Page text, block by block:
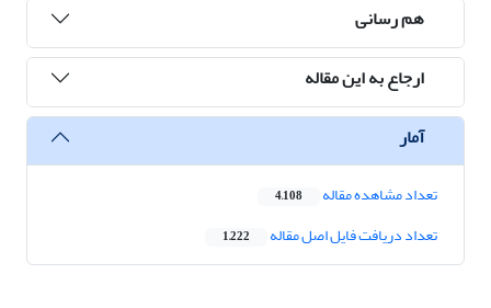
هم رسانی
ارجاع به این مقاله
آمار
تعداد مشاهده مقاله 4,108
تعداد دریافت فایل اصل مقاله 1,222